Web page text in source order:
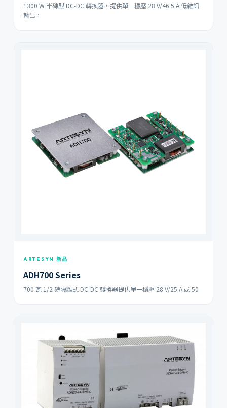
1300 W 半磚型 DC-DC 轉換器，提供單一穩壓 28 V/46.5 A 低雜訊
輸出，
ARTESYN 新品
ADH700 Series
700 瓦 1/2 磚隔離式 DC-DC 轉換器提供單一穩壓 28 V/25 A 或 50